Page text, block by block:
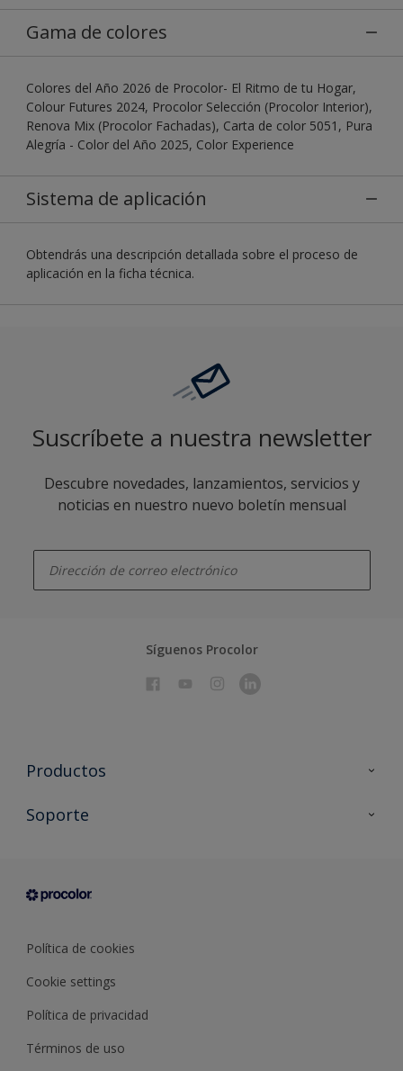
Gama de colores
Colores del Año 2026 de Procolor- El Ritmo de tu Hogar,
Colour Futures 2024, Procolor Selección (Procolor Interior),
Renova Mix (Procolor Fachadas), Carta de color 5051, Pura
Alegría - Color del Año 2025, Color Experience
Sistema de aplicación
Obtendrás una descripción detallada sobre el proceso de
aplicación en la ficha técnica.
Suscríbete a nuestra newsletter
Descubre novedades, lanzamientos, servicios y
noticias en nuestro nuevo boletín mensual
Síguenos Procolor
Productos
Todos los productos
Condiciones generales de venta
Soporte
Sobre Procolor
Política de cookies
Cookie settings
Política de privacidad
Términos de uso